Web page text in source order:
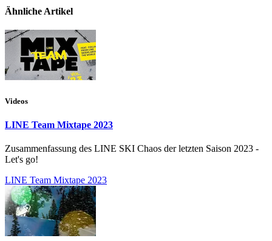
Ähnliche Artikel
Videos
LINE Team Mixtape 2023
Zusammenfassung des LINE SKI Chaos der letzten Saison 2023 -
Let's go!
LINE Team Mixtape 2023